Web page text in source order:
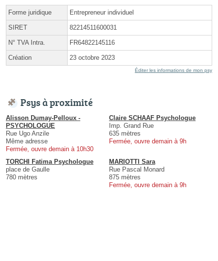
Forme juridique Entrepreneur individuel
SIRET 82214511600031
N° TVA Intra. FR64822145116
Création 23 octobre 2023
Éditer les informations de mon psy
Psys à proximité
Alisson Dumay-Pelloux -
PSYCHOLOGUE
Rue Ugo Anzile
Même adresse
Fermée, ouvre demain à 10h30
Claire SCHAAF Psychologue
Imp. Grand Rue
635 mètres
Fermée, ouvre demain à 9h
TORCHI Fatima Psychologue
place de Gaulle
780 mètres
MARIOTTI Sara
Rue Pascal Monard
875 mètres
Fermée, ouvre demain à 9h